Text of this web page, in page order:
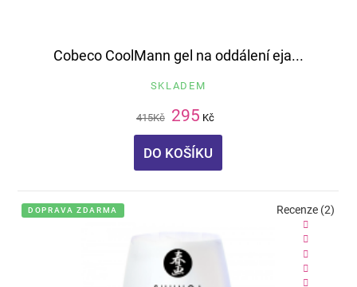
Cobeco CoolMann gel na oddálení eja...
SKLADEM
415Kč 295 Kč
DO KOŠÍKU
DOPRAVA ZDARMA Recenze (2)